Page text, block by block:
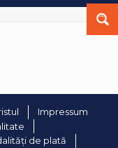
Impressum
de plată